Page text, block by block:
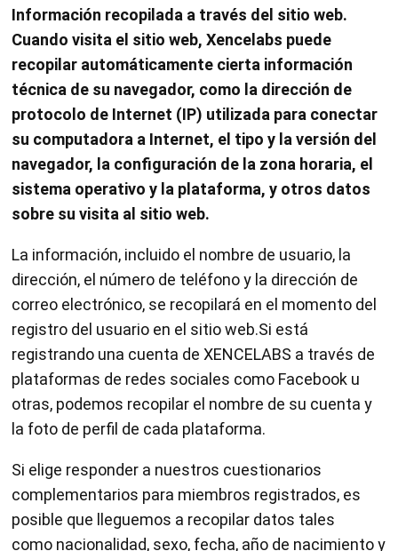
Información recopilada a través del sitio web.
Cuando visita el sitio web, Xencelabs puede
recopilar automáticamente cierta información
técnica de su navegador, como la dirección de
protocolo de Internet (IP) utilizada para conectar
su computadora a Internet, el tipo y la versión del
navegador, la configuración de la zona horaria, el
sistema operativo y la plataforma, y otros datos
sobre su visita al sitio web.
La información, incluido el nombre de usuario, la
dirección, el número de teléfono y la dirección de
correo electrónico, se recopilará en el momento del
registro del usuario en el sitio web.Si está
registrando una cuenta de XENCELABS a través de
plataformas de redes sociales como Facebook u
otras, podemos recopilar el nombre de su cuenta y
la foto de perfil de cada plataforma.
Si elige responder a nuestros cuestionarios
complementarios para miembros registrados, es
posible que lleguemos a recopilar datos tales
como nacionalidad, sexo, fecha, año de nacimiento y